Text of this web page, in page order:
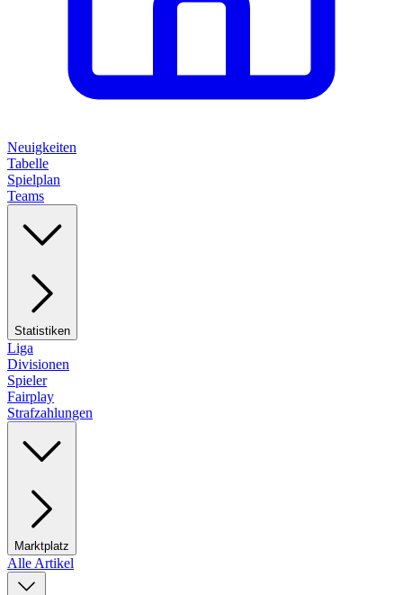
Neuigkeiten
Tabelle
Spielplan
Teams
Statistiken
Liga
Divisionen
Spieler
Fairplay
Strafzahlungen
Marktplatz
Alle Artikel